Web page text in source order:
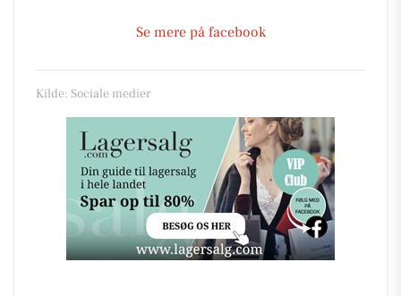
Se mere på facebook
Kilde: Sociale medier